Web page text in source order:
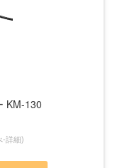
KM-130
-詳細)